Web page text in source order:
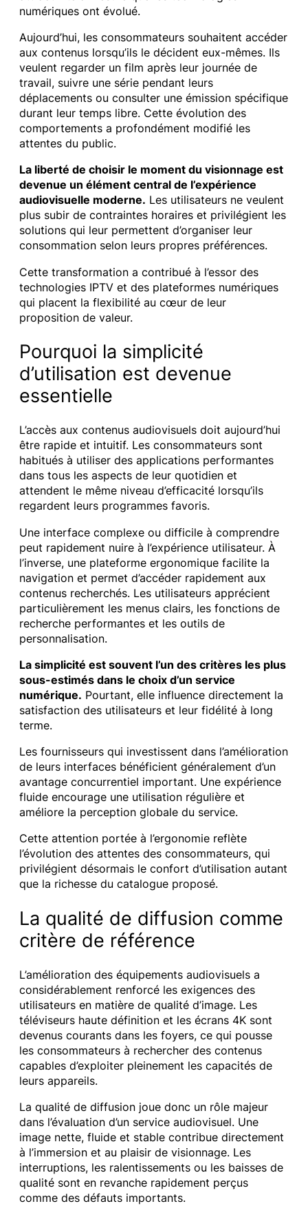
numériques ont évolué.
Aujourd’hui, les consommateurs souhaitent accéder
aux contenus lorsqu’ils le décident eux-mêmes. Ils
veulent regarder un film après leur journée de
travail, suivre une série pendant leurs
déplacements ou consulter une émission spécifique
durant leur temps libre. Cette évolution des
comportements a profondément modifié les
attentes du public.
La liberté de choisir le moment du visionnage est
devenue un élément central de l’expérience
audiovisuelle moderne. Les utilisateurs ne veulent
plus subir de contraintes horaires et privilégient les
solutions qui leur permettent d’organiser leur
consommation selon leurs propres préférences.
Cette transformation a contribué à l’essor des
technologies IPTV et des plateformes numériques
qui placent la flexibilité au cœur de leur
proposition de valeur.
Pourquoi la simplicité
d’utilisation est devenue
essentielle
L’accès aux contenus audiovisuels doit aujourd’hui
être rapide et intuitif. Les consommateurs sont
habitués à utiliser des applications performantes
dans tous les aspects de leur quotidien et
attendent le même niveau d’efficacité lorsqu’ils
regardent leurs programmes favoris.
Une interface complexe ou difficile à comprendre
peut rapidement nuire à l’expérience utilisateur. À
l’inverse, une plateforme ergonomique facilite la
navigation et permet d’accéder rapidement aux
contenus recherchés. Les utilisateurs apprécient
particulièrement les menus clairs, les fonctions de
recherche performantes et les outils de
personnalisation.
La simplicité est souvent l’un des critères les plus
sous-estimés dans le choix d’un service
numérique. Pourtant, elle influence directement la
satisfaction des utilisateurs et leur fidélité à long
terme.
Les fournisseurs qui investissent dans l’amélioration
de leurs interfaces bénéficient généralement d’un
avantage concurrentiel important. Une expérience
fluide encourage une utilisation régulière et
améliore la perception globale du service.
Cette attention portée à l’ergonomie reflète
l’évolution des attentes des consommateurs, qui
privilégient désormais le confort d’utilisation autant
que la richesse du catalogue proposé.
La qualité de diffusion comme
critère de référence
L’amélioration des équipements audiovisuels a
considérablement renforcé les exigences des
utilisateurs en matière de qualité d’image. Les
téléviseurs haute définition et les écrans 4K sont
devenus courants dans les foyers, ce qui pousse
les consommateurs à rechercher des contenus
capables d’exploiter pleinement les capacités de
leurs appareils.
La qualité de diffusion joue donc un rôle majeur
dans l’évaluation d’un service audiovisuel. Une
image nette, fluide et stable contribue directement
à l’immersion et au plaisir de visionnage. Les
interruptions, les ralentissements ou les baisses de
qualité sont en revanche rapidement perçus
comme des défauts importants.